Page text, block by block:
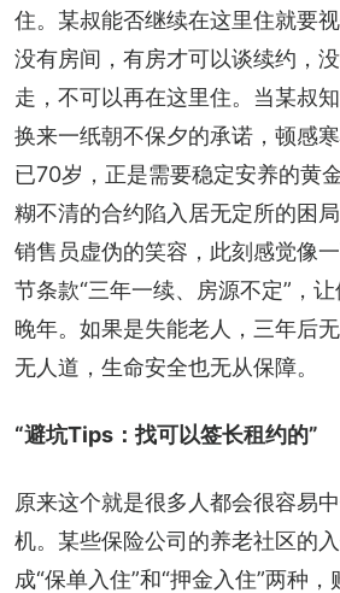
住。某叔能否继续在这里住就要
没有房间，有房才可以谈续约，
走，不可以再在这里住。当某叔
换来一纸朝不保夕的承诺，顿感
已70岁，正是需要稳定安养的黄
糊不清的合约陷入居无定所的困
销售员虚伪的笑容，此刻感觉像
节条款“三年一续、房源不定”，
晚年。如果是失能老人，三年后
无人道，生命安全也无从保障。
“避坑Tips：找可以签长租约的”
原来这个就是很多人都会很容易
机。某些保险公司的养老社区的
成“保单入住”和“押金入住”两种